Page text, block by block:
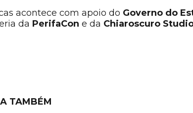
acontece com apoio do Governo do
da PerifaCon e da Chiaroscuro
TAMBÉM